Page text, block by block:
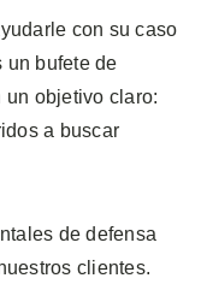
con su caso
un bufete de
objetivo claro:
a buscar
de defensa
clientes.